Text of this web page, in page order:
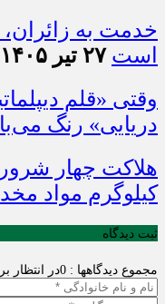
خدمت به
است ۲۷ تیر ۱۴۰۵ - ۲۰:۱۷
وقتی «قلم
دریایی» رنگ
کیلوگرم مواد
ثبت دیدگاه
مجموع دیدگاهها : 0 در انتظار